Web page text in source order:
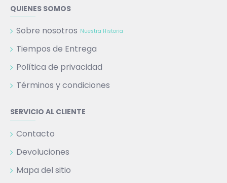
QUIENES SOMOS
Sobre nosotros Nuestra Historia
Tiempos de Entrega
Política de privacidad
Términos y condiciones
SERVICIO AL CLIENTE
Contacto
Devoluciones
Mapa del sitio